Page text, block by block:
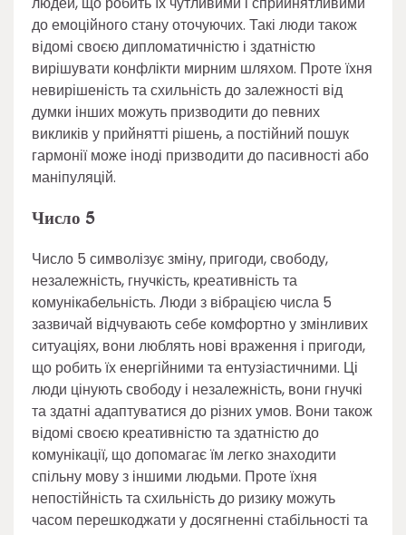
до емоційного стану оточуючих. Такі люди також
відомі своєю дипломатичністю і здатністю
вирішувати конфлікти мирним шляхом. Проте їхня
невирішеність та схильність до залежності від
думки інших можуть призводити до певних
викликів у прийнятті рішень, а постійний пошук
гармонії може іноді призводити до пасивності або
маніпуляцій.
Число 5
Число 5 символізує зміну, пригоди, свободу,
незалежність, гнучкість, креативність та
комунікабельність. Люди з вібрацією числа 5
зазвичай відчувають себе комфортно у змінливих
ситуаціях, вони люблять нові враження і пригоди,
що робить їх енергійними та ентузіастичними. Ці
люди цінують свободу і незалежність, вони гнучкі
та здатні адаптуватися до різних умов. Вони також
відомі своєю креативністю та здатністю до
комунікації, що допомагає їм легко знаходити
спільну мову з іншими людьми. Проте їхня
непостійність та схильність до ризику можуть
часом перешкоджати у досягненні стабільності та